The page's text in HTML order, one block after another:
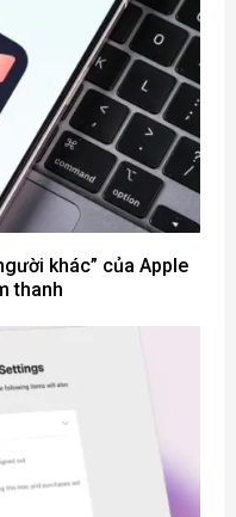
khác” của Apple
thanh